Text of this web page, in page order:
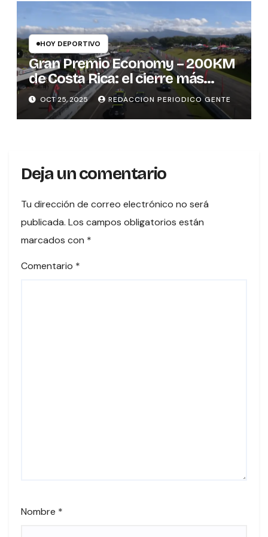
HOY DEPORTIVO
Gran Premio Economy – 200KM
de Costa Rica: el cierre más
emocionante del automovilismo
nacional
OCT 25, 2025 REDACCION PERIODICO GENTE
Deja un comentario
Tu dirección de correo electrónico no será
publicada. Los campos obligatorios están
marcados con *
Comentario *
Nombre *